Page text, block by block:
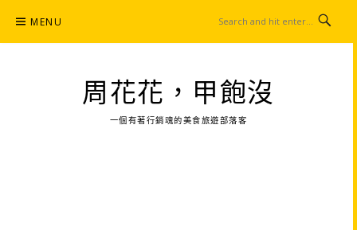
content
MENU
周花花，甲飽沒
一個有著行銷魂的美食旅遊部落客